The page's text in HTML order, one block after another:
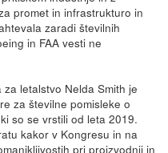
promet in infrastrukturo in
zaradi številnih
in FAA vesti ne
letalstvo Nelda Smith je
za številne pomisleke o
so se vrstili od leta 2019.
kakor v Kongresu in na
pri proizvodnji in